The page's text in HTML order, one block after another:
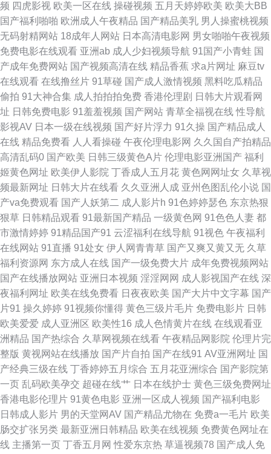
超碰在线观看99 精品国产九九 欧美性免一区 无码论坛 91国摸 福利网址在线
导航 美女福利视频导航 日韩三级啪啪 伊人久久成人 av色色资源站 国产美女
喷水 男女91免费观看 少妇性爱娱乐影院 3级片视频 a日本在线视频 国产人妖
群交 麻豆快播影院 日韩无码网址 91海角刮伦 超碰99在线 黄色电影导航 欧
美日韩在线旡码 偷拍桃花日韩 91免费网 成人精品AV 激情综合涩涩网 殴美
系列一区 亚洲午夜居场 ABav手机在线 国产禁品无遮挡 欧美日黄 午夜浮力
影院 91永久入口网址 岛国网址 久久丁香网 日本性爱少妇 伊人影院色 超碰
国产123 久草视频在线毛片 日韩高清成人AV 中文字幕11页 av资源总站 国产
精品日韩久久 六月天色网 日韩专区第一页 91人人妻人人爱 东京热亚洲传媒
久久香蕉精品产品 日韩A∨ 亚洲色天堂在线 av高清电影资源 国产少萝视频麻
豆 欧美妇岳淫伦视频 午夜日韩AB 97cao操 抖阴免费网页 久久神马私人 日
韩色导航 91she在线 超碰99观看 精品啪啪啪 人妖tV 宅男爆菊精品在线 操逼
片韩国 久久国产日韩 日韩无码13p 91豆花免费观看 超碰在线 久久草国产精
品 日韩老湿有码日韩 最新91在线视频 俺去也性激情 黄色电影地址 熟妇丝袜
诱惑 91破处免费 东京热成人网A片 老司机操逼网站 日韩专区一二 91夫妻交
频 四虎影视 欧美一区在线 操碰视频 五月天婷婷欧美 欧美大BB
国产福利啪啪 欧洲成人午夜精品 国产精品美乳 男人操蜜桃视频
无码射精网站 18成年人网站 日本高清电影网 男女啪啪午夜视频
免费电影在线观看 亚洲ab 成人少妇视频导航 91国产小青蛙 国
产成年免费网站 国产视频高清在线 精品香蕉 求a片网址 麻豆tv
在线观看 在线撸丝片 91草碰 国产成人激情视频 黑料吃瓜精品
偷拍 91大神合集 成人拍拍拍免费 香港伦理剧 日韩大片观看网
址 日韩免费电影 91羞羞视频 国产网站 青草全福视在线 性导航
影视AV 日本一级在线视频 国产好片浮力 91久操 国产精品成人
在线 精品免费看 人人看操碰 午夜伦理电影网 久久国自产拍精品
高清乱码0 国产欧美 日韩三级黄色A片 伦理电影亚洲国产 福利
姬黄色网址 欧美伊人影院 丁香成人五月花 黄色网网址女 久草视
频最新网址 日韩大片在线看 久久亚洲人成 亚州色图乱伦小说 国
产va免费观看 国产人妖第二 成人影片h 91色婷婷瑟色 东京热狠
狠草 日韩精品观看 91最新国产精品 一级黄色网 91色色人妻 都
市激情婷婷 91精品国产91 云涩福利在线导航 91视色 午夜福利
在线网站 91直播 91处女 伊人网青青草 国产又爽又黄又无 久草
福利资源网 东方成人在线 国产一级免费大片 成年免费视频网站
国产在线播放网站 亚洲日本视频 淫淫网网 成人影视国产在线 深
夜福利网址 欧美在线免费看 日夜夜欧美 国产大片中文字幕 国产
片91 操久婷婷 91视频你懂得 黄色三级片毛片 免费电影片 日韩
欧美爱爱 成人亚洲区 欧美性16 成人色情黄片在线 在线观看亚
洲精品 国产热综合 久草网视频在线看 午夜精品网影院 伦理片完
整版 黄视网站在线播放 国产片自拍 国产在线91 AV亚洲网址 国
产经典三级在线 丁香婷婷五月综合 五月花亚洲综合 国产影院第
一页 乱码欧美孕交 超碰在线艹 日本在线护士 黄色三级免费网址
香港电影伦理片 91黄色电影 亚洲一区成人视频 国产福利电影
日韩成人影片 男的天堂网AV 国产精品尤物在 免费a一毛片 欧美
肠交扩张另类 最新亚洲日韩精品 欧美在线视频 免费黄色网址在
线 主播第一页 丁香五月网 性爱东京热 草逼视频78 国产成人免